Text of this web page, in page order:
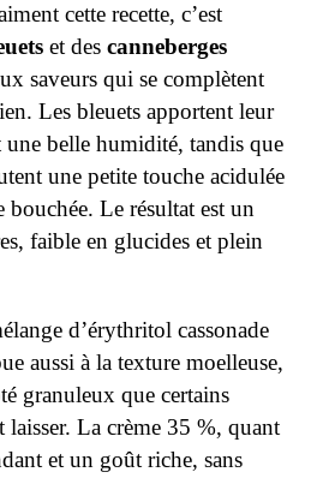
cette recette, c’est
et des canneberges
saveurs qui se complètent
Les bleuets apportent leur
une belle humidité, tandis que
une petite touche acidulée
bouchée. Le résultat est un
faible en glucides et plein
d’érythritol cassonade
aussi à la texture moelleuse,
granuleux que certains
laisser. La crème 35 %, quant
et un goût riche, sans